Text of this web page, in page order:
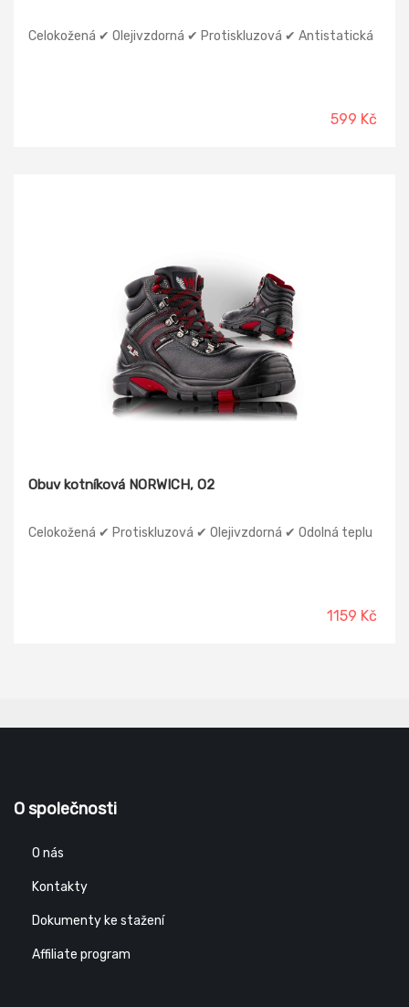
Celokožená ✔ Olejivzdorná ✔ Protiskluzová ✔ Antistatická
599 Kč
Obuv kotníková NORWICH, O2
Celokožená ✔ Protiskluzová ✔ Olejivzdorná ✔ Odolná teplu
1159 Kč
O společnosti
O nás
Kontakty
Dokumenty ke stažení
Affiliate program